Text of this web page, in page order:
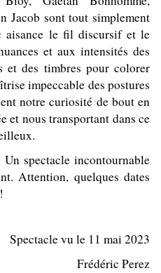
Jacob sont tout simplement
aisance le fil discursif et le
et aux intensités des
et des timbres pour colorer
impeccable des postures
notre curiosité de bout en
et nous transportant dans ce
spectacle incontournable
Attention, quelques dates
Spectacle vu le 11 mai 2023
Frédéric Perez